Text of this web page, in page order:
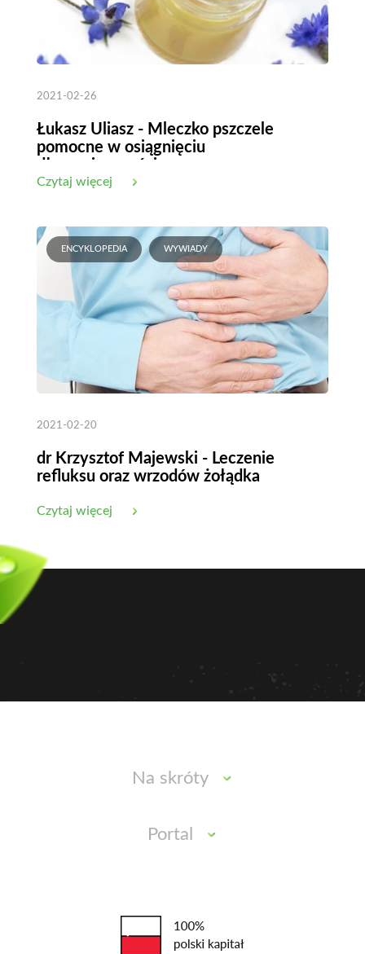
2021-02-26
Łukasz Uliasz - Mleczko pszczele
pomocne w osiągnięciu
Czytaj więcej
ENCYKLOPEDIA WYWIADY
2021-02-20
dr Krzysztof Majewski - Leczenie
refluksu oraz wrzodów żołądka
Czytaj więcej
Na skróty
Portal